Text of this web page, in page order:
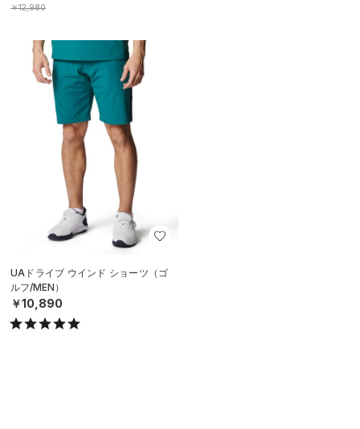
￥12,980
UAドライブ ウインド ショーツ（ゴ
ルフ/MEN）
￥10,890